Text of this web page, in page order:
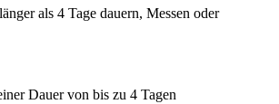
als 4 Tage dauern, Messen oder
Dauer von bis zu 4 Tagen